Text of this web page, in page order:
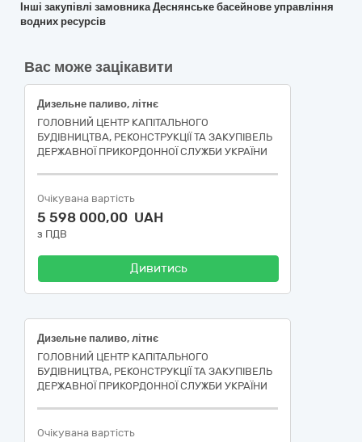
Інші закупівлі замовника Деснянське басейнове управління
водних ресурсів
Вас може зацікавити
Дизельне паливо, літнє
ГОЛОВНИЙ ЦЕНТР КАПІТАЛЬНОГО
БУДІВНИЦТВА, РЕКОНСТРУКЦІЇ ТА ЗАКУПІВЕЛЬ
ДЕРЖАВНОЇ ПРИКОРДОННОЇ СЛУЖБИ УКРАЇНИ
Очікувана вартість
5 598 000,00 UAH
з ПДВ
Дивитись
Дизельне паливо, літнє
ГОЛОВНИЙ ЦЕНТР КАПІТАЛЬНОГО
БУДІВНИЦТВА, РЕКОНСТРУКЦІЇ ТА ЗАКУПІВЕЛЬ
ДЕРЖАВНОЇ ПРИКОРДОННОЇ СЛУЖБИ УКРАЇНИ
Очікувана вартість